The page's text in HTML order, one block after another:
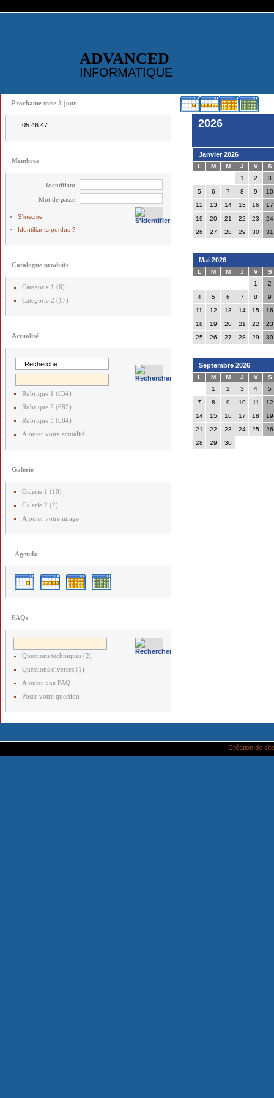
ADVANCED
INFORMATIQUE
Prochaine mise à jour
05:46:47
Membres
Identifiant
Mot de passe
S'inscrire
Identifiants perdus ?
Catalogue produits
Categorie 1 (6)
Categorie 2 (17)
Actualité
Rubrique 1 (634)
Rubrique 2 (682)
Rubrique 3 (684)
Ajouter votre actualité
Galerie
Galerie 1 (10)
Galerie 2 (2)
Ajouter votre image
Agenda
FAQs
Questions techniques (2)
Questions diverses (1)
Ajouter une FAQ
Poser votre question
2026
Janvier 2026
L M M J V
S
1
2
3
5
6 7 8 9
10
12
13 14 15 16
17
19
20 21 22 23
24
26
27 28 29 30 31
Mai 2026
L M M J V
S
1
2
4
5 6 7 8
9
11
12 13 14 15
16
18
19 20 21 22
23
25
26 27 28 29 30
Septembre 2026
L M M J V
S
1
2 3 4
5
7
8 9 10 11
12
14
15 16 17 18
19
21
22 23 24 25
26
28
29 30
Création de